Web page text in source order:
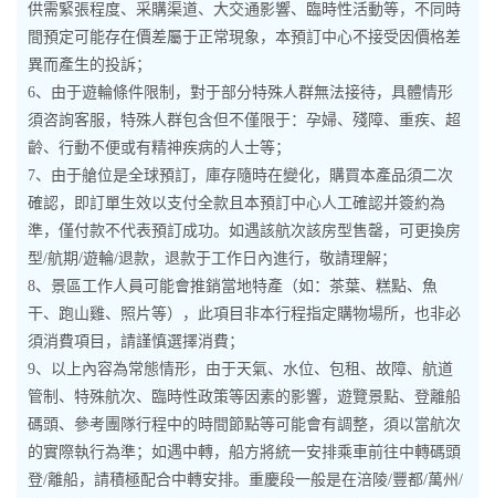
供需緊張程度、采購渠道、大交通影響、臨時性活動等，不同時
間預定可能存在價差屬于正常現象，本預訂中心不接受因價格差
異而產生的投訴；
6、由于遊輪條件限制，對于部分特殊人群無法接待，具體情形
須咨詢客服，特殊人群包含但不僅限于：孕婦、殘障、重疾、超
齡、行動不便或有精神疾病的人士等；
7、由于艙位是全球預訂，庫存隨時在變化，購買本產品須二次
確認，即訂單生效以支付全款且本預訂中心人工確認并簽約為
準，僅付款不代表預訂成功。如遇該航次該房型售罄，可更換房
型/航期/遊輪/退款，退款于工作日內進行，敬請理解；
8、景區工作人員可能會推銷當地特產（如：茶葉、糕點、魚
干、跑山雞、照片等），此項目非本行程指定購物場所，也非必
須消費項目，請謹慎選擇消費；
9、以上內容為常態情形，由于天氣、水位、包租、故障、航道
管制、特殊航次、臨時性政策等因素的影響，遊覽景點、登離船
碼頭、參考團隊行程中的時間節點等可能會有調整，須以當航次
的實際執行為準；如遇中轉，船方將統一安排乘車前往中轉碼頭
登/離船，請積極配合中轉安排。重慶段一般是在涪陵/豐都/萬州/